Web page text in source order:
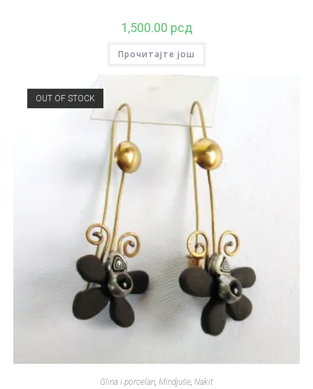
1,500.00 рсд
Прочитајте још
OUT OF STOCK
Glina i porcelan Mindjuše Nakit